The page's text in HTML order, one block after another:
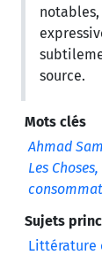
source.
Mots clés
Ahmad
Les
Sujets
Littérature